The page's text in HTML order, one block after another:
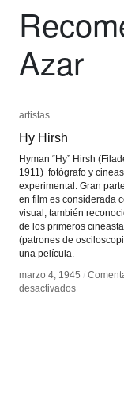
Azar
artistas
Hy Hirsh
Hyman “Hy” Hirsh
1911) fotógrafo y
experimental. Gran
en film es considerada
visual, también
de los primeros
(patrones de
una película.
marzo 4, 1945 /
desactivadosen
artistas
Hy Hirsh
marzo 4, 1945 /
desactivadosen